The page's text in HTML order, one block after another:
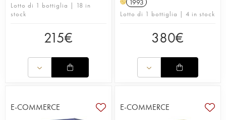
Lotto di 1 bottiglia | 18 in
stock
215€
H 1993
Lotto di 1 bottiglia | 4 in stock
380€
E-COMMERCE E-COMMERCE